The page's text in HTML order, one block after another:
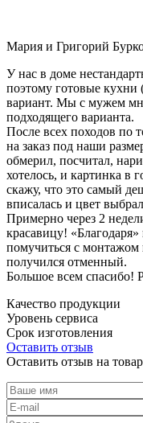
Мария и Григорий
У нас в доме
поэтому готовые
вариант. Мы с мужем
подходящего варианта.
После всех походов по
на заказ под наши
обмерил, посчитал,
хотелось, и картинка в
скажу, что это самый
вписалась и цвет
Примерно через 2
красавицу!
помучиться с монтажом
получился отменный.
Большое всем спасибо!
Качество продукции
Уровень сервиса
Срок изготовления
Оставить отзыв
Оставить отзыв на